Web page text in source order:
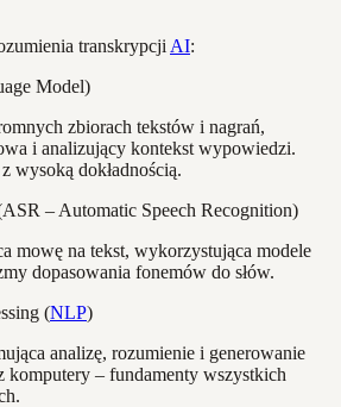
transkrypcji AI:
Model)
zbiorach tekstów i nagrań,
i analizujący kontekst wypowiedzi.
wysoką dokładnością.
– Automatic Speech Recognition)
mowę na tekst, wykorzystująca modele
dopasowania fonemów do słów.
(NLP)
analizę, rozumienie i generowanie
komputery – fundamenty wszystkich